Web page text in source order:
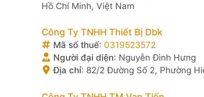
Hồ Chí Minh, Việt Nam
Công Ty TNHH Thiết Bị Dbk
Mã số thuế: 0319523572
Người đại diện: Nguyễn Đình Hưng
Địa chỉ: 82/2 Đường Số 2, Phường